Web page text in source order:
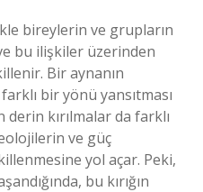
bireylerin ve grupların
bu ilişkiler üzerinden
Bir aynanın
bir yönü yansıtması
kırılmalar da farklı
ve güç
yol açar. Peki,
bu kırığın